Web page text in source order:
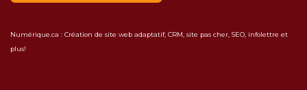
Numérique.ca : Création de site web adaptatif, CRM site pas cher SEO infolettre et
plus!